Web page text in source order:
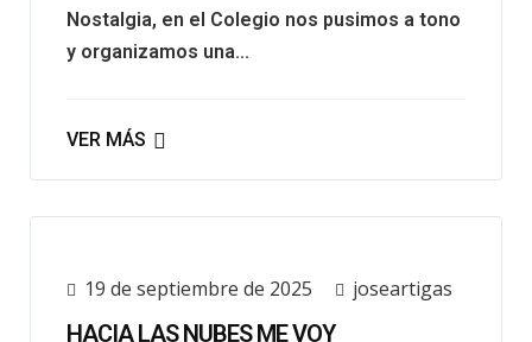
Nostalgia, en el Colegio nos pusimos a tono
y organizamos una...
VER MÁS
19 de septiembre de 2025 joseartigas
HACIA LAS NUBES ME VOY